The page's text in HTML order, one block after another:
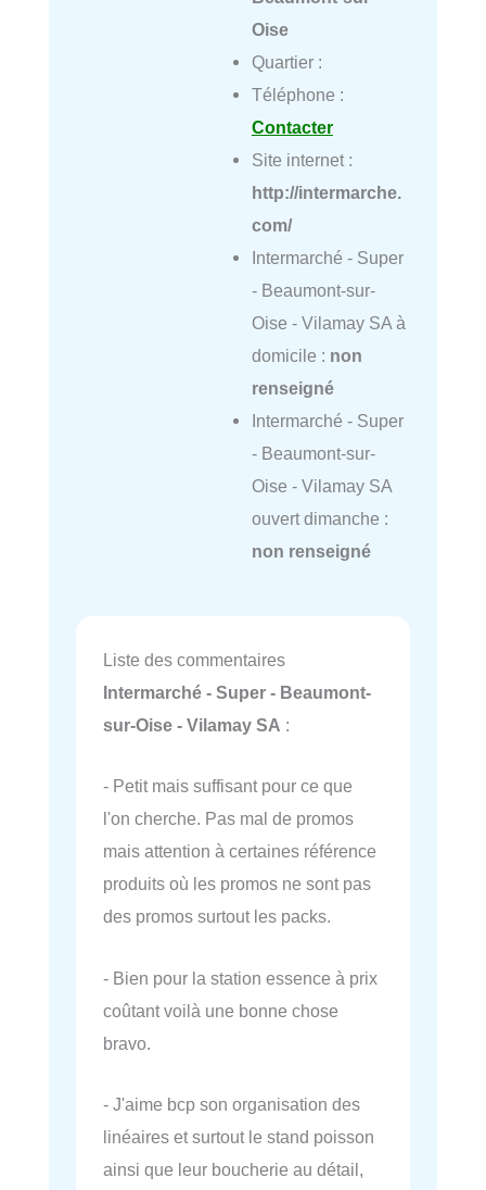
Oise
Quartier :
Téléphone :
Contacter
Site internet :
http://intermarche.
com/
Intermarché - Super
- Beaumont-sur-
Oise - Vilamay SA à
domicile : non
renseigné
Intermarché - Super
- Beaumont-sur-
Oise - Vilamay SA
ouvert dimanche :
non renseigné
Liste des commentaires
Intermarché - Super - Beaumont-
sur-Oise - Vilamay SA :
- Petit mais suffisant pour ce que
l'on cherche. Pas mal de promos
mais attention à certaines référence
produits où les promos ne sont pas
des promos surtout les packs.
- Bien pour la station essence à prix
coûtant voilà une bonne chose
bravo.
- J'aime bcp son organisation des
linéaires et surtout le stand poisson
ainsi que leur boucherie au détail,